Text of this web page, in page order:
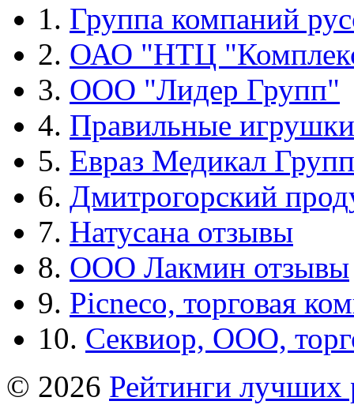
1. Группа компаний
2. ОАО "НТЦ
3. ООО "Лидер Групп"
4. Правильные игрушки
5. Евраз Медикал Групп
6. Дмитрогорский
7. Натусана отзывы
8. ООО Лакмин отзывы
9. Picneco, торговая
10. Секвиор, ООО,
© 2026 Рейтинги лучших